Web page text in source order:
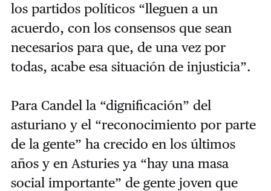
los partidos políticos “lleguen a un
acuerdo, con los consensos que sean
necesarios para que, de una vez por
todas, acabe esa situación de injusticia”.
Para Candel la “dignificación” del
asturiano y el “reconocimiento por parte
de la gente” ha crecido en los últimos
años y en Asturies ya “hay una masa
social importante” de gente joven que